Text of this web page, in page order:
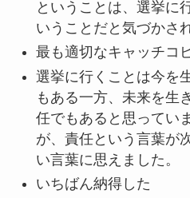
ということは、選挙に
いうことだと気づかさ
最も適切なキャッチコ
選挙に行くことは今を
もある一方、未来を生
任でもあると思ってい
が、責任という言葉が
い言葉に思えました。
いちばん納得した